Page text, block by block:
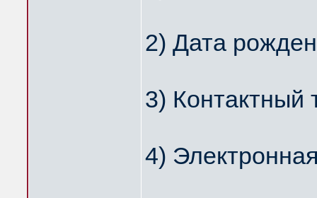
2) Дата
3) Контактный
4)